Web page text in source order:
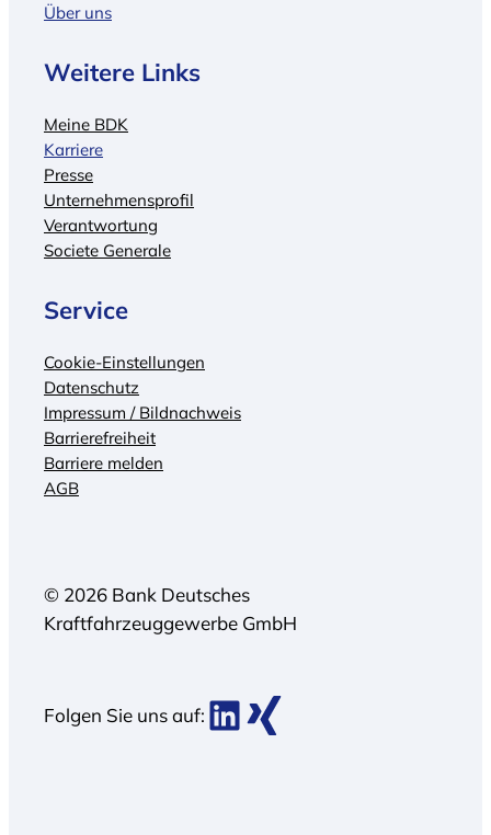
Über uns
Weitere Links
Meine BDK
Karriere
Presse
Unternehmensprofil
Verantwortung
Societe Generale
Service
Cookie-Einstellungen
Datenschutz
Impressum / Bildnachweis
Barrierefreiheit
Barriere melden
AGB
© 2026 Bank Deutsches
Kraftfahrzeuggewerbe GmbH
Folgen Sie uns auf: BDK bei LinkedIn
BDK bei Xing